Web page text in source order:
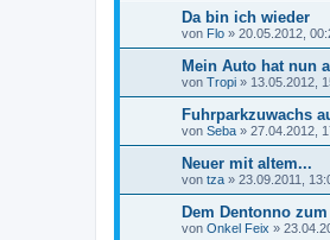
Da bin ich wieder
von Flo » 20.05.2012,
Mein Auto hat nun
von Tropi » 13.05.2012,
Fuhrparkzuwachs
von Seba » 27.04.2012,
Neuer mit altem...
von tza » 23.09.2011,
Dem Dentonno
von Onkel Feix »